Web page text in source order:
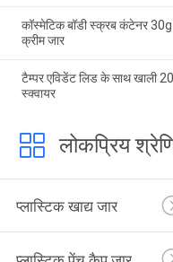
कॉस्मेटिक बॉडी स्क्रब कंटेनर
क्रीम जार
टैम्पर एविडेंट लिड के साथ खाली
स्क्वायर
लोकप्रिय
प्लास्टिक खाद्य जार